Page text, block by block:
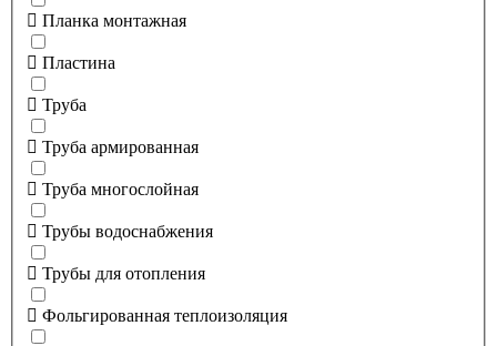
Планка монтажная
Пластина
Труба
Труба армированная
Труба многослойная
Трубы водоснабжения
Трубы для отопления
Фольгированная теплоизоляция